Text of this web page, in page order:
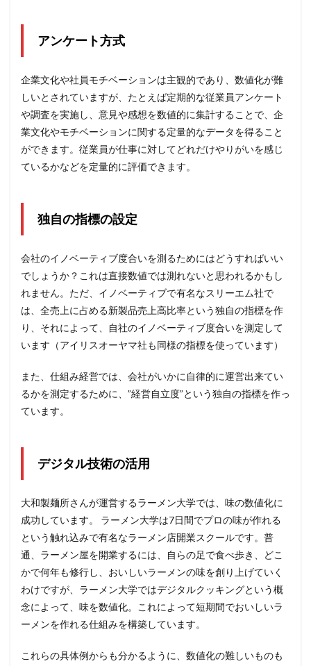
アンケート方式
企業文化や社員モチベーションは主観的であり、数値化が難
しいとされていますが、たとえば定期的な従業員アンケート
や調査を実施し、意見や感想を数値的に集計することで、企
業文化やモチベーションに関する定量的なデータを得ること
ができます。従業員が仕事に対してどれだけやりがいを感じ
ているかなどを定量的に評価できます。
独自の指標の設定
会社のイノベーティブ度合いを測るためにはどうすればいい
でしょうか？これは直接数値では測れないと思われるかもし
れません。ただ、イノベーティブで有名なスリーエム社で
は、全売上に占める新製品売上高比率という独自の指標を作
り、それによって、自社のイノベーティブ度合いを測定して
います（アイリスオーヤマ社も同様の指標を使っています）
また、仕組み経営では、会社がいかに自律的に運営出来てい
るかを測定するために、”経営自立度”という独自の指標を作っ
ています。
デジタル技術の活用
大和製麺所さんが運営するラーメン大学では、味の数値化に
成功しています。 ラーメン大学は7日間でプロの味が作れる
という触れ込みで有名なラーメン店開業スクールです。普
通、ラーメン屋を開業するには、自らの足で食べ歩き、どこ
かで何年も修行し、おいしいラーメンの味を創り上げていく
わけですが、ラーメン大学ではデジタルクッキングという概
念によって、味を数値化。これによって短期間でおいしいラ
ーメンを作れる仕組みを構築しています。
これらの具体例からも分かるように、数値化の難しいものも